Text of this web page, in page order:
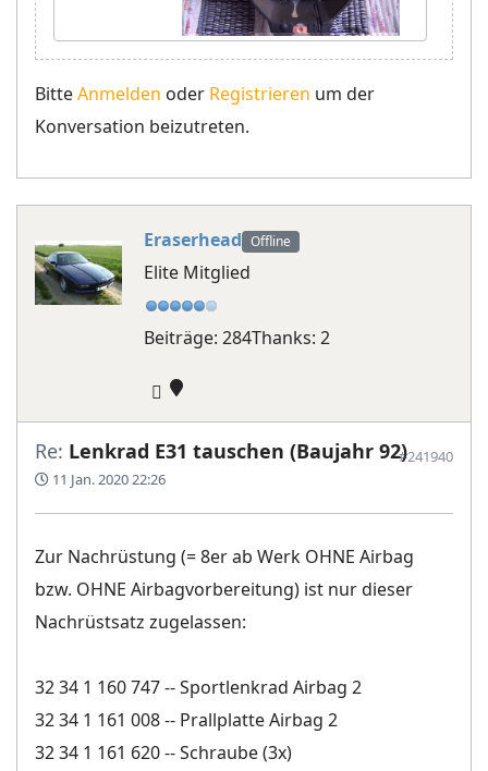
BitteAnmelden oder Registrieren um der
Konversation beizutreten.
Eraserhead Offline
Elite Mitglied
Beiträge: 284Thanks: 2
Re: Lenkrad E31 tauschen (Baujahr 92)
11 Jan. 2020 22:26
#241940
Zur Nachrüstung (= 8er ab Werk OHNE Airbag
bzw. OHNE Airbagvorbereitung) ist nur dieser
Nachrüstsatz zugelassen:
32 34 1 160 747 -- Sportlenkrad Airbag 2
32 34 1 161 008 -- Prallplatte Airbag 2
32 34 1 161 620 -- Schraube (3x)